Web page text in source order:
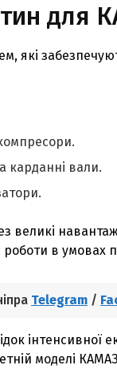
для
які
карданні вали.
великі
роботи в умовах
Telegram /
інтенсивної
моделі